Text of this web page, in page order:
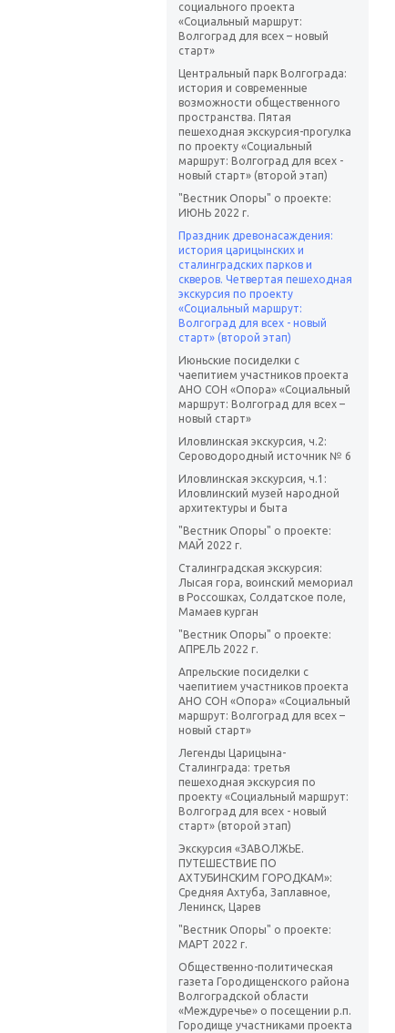
социального проекта
«Социальный маршрут:
Волгоград для всех – новый
старт»
Центральный парк Волгограда:
история и современные
возможности общественного
пространства. Пятая
пешеходная экскурсия-прогулка
по проекту «Социальный
маршрут: Волгоград для всех -
новый старт» (второй этап)
"Вестник Опоры" о проекте:
ИЮНЬ 2022 г.
Праздник древонасаждения:
история царицынских и
сталинградских парков и
скверов. Четвертая пешеходная
экскурсия по проекту
«Социальный маршрут:
Волгоград для всех - новый
старт» (второй этап)
Июньские посиделки с
чаепитием участников проекта
АНО СОН «Опора» «Социальный
маршрут: Волгоград для всех –
новый старт»
Иловлинская экскурсия, ч.2:
Сероводородный источник № 6
Иловлинская экскурсия, ч.1:
Иловлинский музей народной
архитектуры и быта
"Вестник Опоры" о проекте:
МАЙ 2022 г.
Сталинградская экскурсия:
Лысая гора, воинский мемориал
в Россошках, Солдатское поле,
Мамаев курган
"Вестник Опоры" о проекте:
АПРЕЛЬ 2022 г.
Апрельские посиделки с
чаепитием участников проекта
АНО СОН «Опора» «Социальный
маршрут: Волгоград для всех –
новый старт»
Легенды Царицына-
Сталинграда: третья
пешеходная экскурсия по
проекту «Социальный маршрут:
Волгоград для всех - новый
старт» (второй этап)
Экскурсия «ЗАВОЛЖЬЕ.
ПУТЕШЕСТВИЕ ПО
АХТУБИНСКИМ ГОРОДКАМ»:
Средняя Ахтуба, Заплавное,
Ленинск, Царев
"Вестник Опоры" о проекте:
МАРТ 2022 г.
Общественно-политическая
газета Городищенского района
Волгоградской области
«Междуречье» о посещении р.п.
Городище участниками проекта